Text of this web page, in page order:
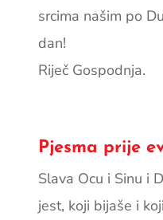
srcima našim po
dan!
Riječ Gospodnja.
Pjesma prije
Slava Ocu i Sinu i
jest, koji bijaše i